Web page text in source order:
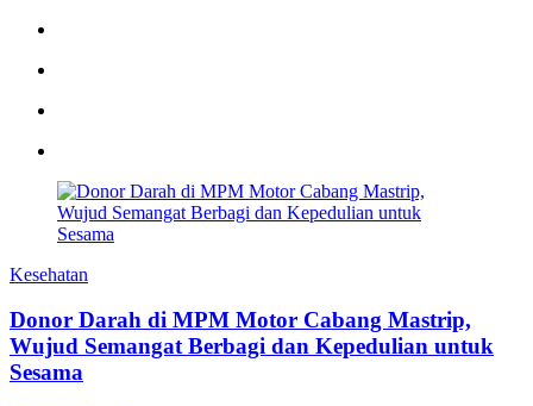
Kesehatan
Donor Darah di MPM Motor Cabang Mastrip,
Wujud Semangat Berbagi dan Kepedulian untuk
Sesama